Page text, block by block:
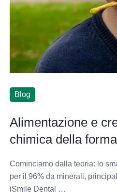
Blog
Alimentazione e
chimica della
Cominciamo dalla teoria: lo
per il 96% da minerali,
iSmile Dental …